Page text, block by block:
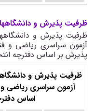
ظرفیت پذیرش و
ظرفیت پذیرش و
آزمون سراسری ریاضی و
پذیرش بر اساس دفترچه انتخاب رشته 94 تو
ظرفیت پذیرش و
آزمون سراسری ریاضی
اساس